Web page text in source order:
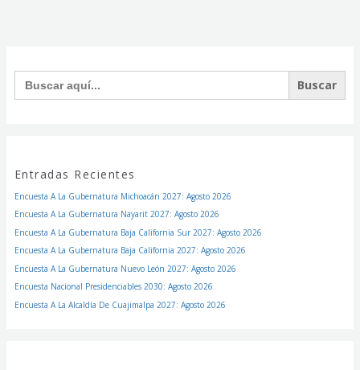
Buscar:
Entradas Recientes
Encuesta A La Gubernatura Michoacán 2027: Agosto 2026
Encuesta A La Gubernatura Nayarit 2027: Agosto 2026
Encuesta A La Gubernatura Baja California Sur 2027: Agosto 2026
Encuesta A La Gubernatura Baja California 2027: Agosto 2026
Encuesta A La Gubernatura Nuevo León 2027: Agosto 2026
Encuesta Nacional Presidenciables 2030: Agosto 2026
Encuesta A La Alcaldía De Cuajimalpa 2027: Agosto 2026